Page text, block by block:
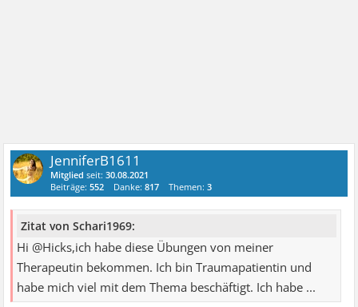
JenniferB1611
Mitglied seit:30.08.2021
Beiträge:552 Danke:817 Themen:3
Zitat von Schari1969:
Hi @Hicks,ich habe diese Übungen von meiner
Therapeutin bekommen. Ich bin Traumapatientin und
habe mich viel mit dem Thema beschäftigt. Ich habe ...